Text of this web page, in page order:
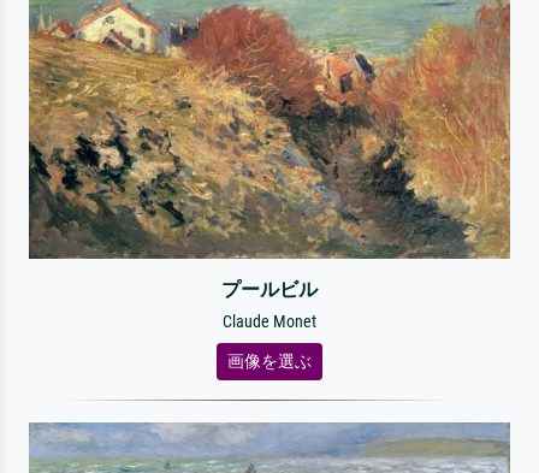
プールビル
Claude Monet
画像を選ぶ